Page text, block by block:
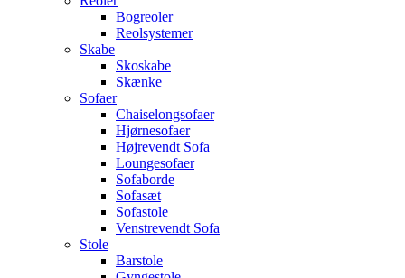
Bogreoler
Reolsystemer
Skabe
Skoskabe
Skænke
Sofaer
Chaiselongsofaer
Hjørnesofaer
Højrevendt Sofa
Loungesofaer
Sofaborde
Sofasæt
Sofastole
Venstrevendt Sofa
Stole
Barstole